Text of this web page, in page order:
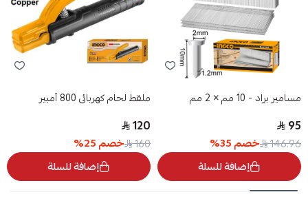
مسامير براد - 10 مم × 2 مم
95
146.96 خصم35
%
إضافة للسلة
ملقط لحام كهربائي 800 أمبير
120
160 خصم25
%
إضافة للسلة